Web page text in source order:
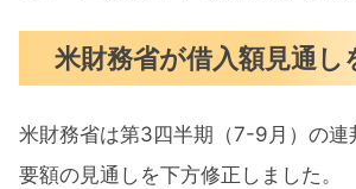
米財務省が借入額見通し
米財務省は第3四半期（7-9月）の連
要額の見通しを下方修正しました。